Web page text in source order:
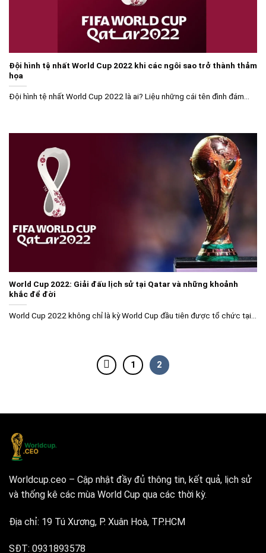
Đội hình tệ nhất World Cup 2022 khi các ngôi sao trở thành thảm
họa
Đội hình tệ nhất World Cup 2022 là ai? Liệu những cái tên đình đám...
World Cup 2022: Giải đấu lịch sử tại Qatar và những khoảnh
khắc để đời
World Cup 2022 không chỉ là kỳ World Cup đầu tiên được tổ chức tại...
1 2
Worldcup.ceo – Cập nhật đầy đủ thông tin, kết quả, lịch sử
và thống kê các mùa World Cup qua các thời kỳ.
Địa chỉ: 19 Tú Xương, P. Xuân Hoà, TP.HCM
SĐT: 0931893578